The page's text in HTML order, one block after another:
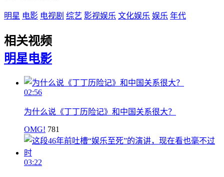
明星 电影 电视剧 综艺 影视娱乐 文化娱乐 娱乐 年代
相关视频
明星电影
02:56
为什么说《丁丁历险记》和中国关系很大？
OMG! 781
03:22